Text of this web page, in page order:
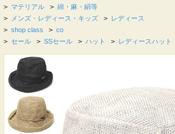
> マテリアル > 綿・麻・絹等
> メンズ・レディース・キッズ > レディース
> shop class > co
> セール > SSセール > ハット > レディースハット